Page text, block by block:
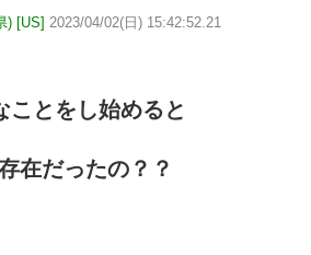
) [US] 2023/04/02(日) 15:42:52.21
ことをし始めると
在だったの？？